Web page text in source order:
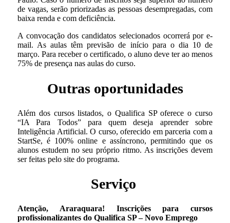
de vagas, serão priorizadas as pessoas desempregadas, com
baixa renda e com deficiência.
A convocação dos candidatos selecionados ocorrerá por e-
mail. As aulas têm previsão de início para o dia 10 de
março. Para receber o certificado, o aluno deve ter ao menos
75% de presença nas aulas do curso.
Outras oportunidades
Além dos cursos listados, o Qualifica SP oferece o curso
“IA Para Todos” para quem deseja aprender sobre
Inteligência Artificial. O curso, oferecido em parceria com a
StartSe, é 100% online e assíncrono, permitindo que os
alunos estudem no seu próprio ritmo. As inscrições devem
ser feitas pelo site do programa.
Serviço
Atenção, Araraquara! Inscrições para cursos
profissionalizantes do Qualifica SP – Novo Emprego